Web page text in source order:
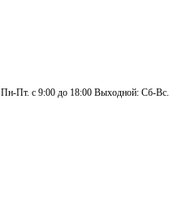
Пн-Пт. с 9:00 до 18:00 Выходной: Сб-Вс.